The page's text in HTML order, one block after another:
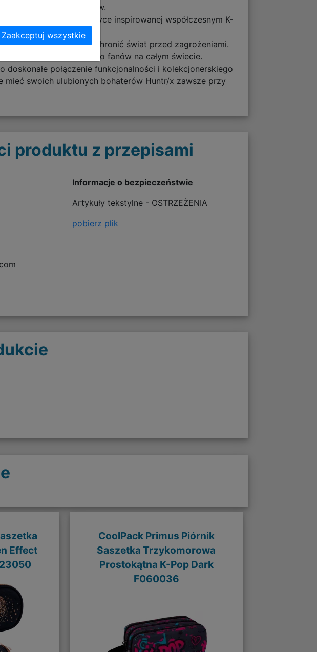
tajni łowcy demonów.
postaciom i muzyce inspirowanej współczesnym K-
bojowe, aby chronić świat przed zagrożeniami.
Demon Hunters zdobyło fanów na całym świecie.
połączenie funkcjonalności i kolekcjonerskiego
swoich ulubionych bohaterów Huntr/x zawsze przy
produktu z przepisami
Informacje o bezpieczeństwie
Artykuły tekstylne - OSTRZEŻENIA
pobierz plik
Effect
CoolPack Primus Piórnik
Saszetka Trzykomorowa
Prostokątna K-Pop Dark
F060036
Zaakceptuj wszystkie